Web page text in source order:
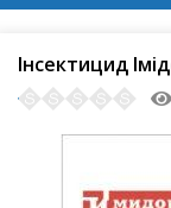
Інсектицид